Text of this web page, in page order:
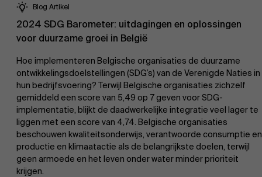
Blog Artikel
2024 SDG Barometer: uitdagingen en oplossingen
voor duurzame groei in België
Hoe implementeren Belgische organisaties de duurzame
ontwikkelingsdoelstellingen (SDG’s) van de Verenigde Naties in
hun bedrijfsvoering? Terwijl Belgische organisaties zichzelf
gemiddeld een score van 5,49 op 7 geven voor SDG-
implementatie, blijkt de daadwerkelijke integratie veel lager te
liggen met een score van 4,74. Belgische organisaties
beschouwen kwaliteitsonderwijs, verantwoorde consumptie en
productie en klimaatactie als de belangrijkste doelen, terwijl
geen armoede en het leven onder water minder prioriteit
krijgen.